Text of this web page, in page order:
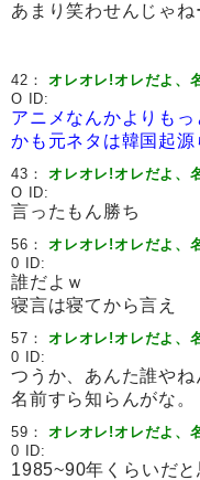
あまり笑わせんじゃ
42：オレオレ!オレだよ、
O ID:
アニメなんかよりも
かも元ネタは韓国起源
43：オレオレ!オレだよ、
O ID:
言ったもん勝ち
56：オレオレ!オレだよ、
0 ID:
誰だよｗ
寝言は寝てから言え
57：オレオレ!オレだよ、
0 ID:
つうか、あんた誰やね
名前すら知らんがな。
59：オレオレ!オレだよ、
0 ID:
1985~90年くらいだ